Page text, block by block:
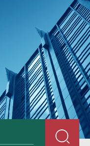
BDUF系列超声波高剪切